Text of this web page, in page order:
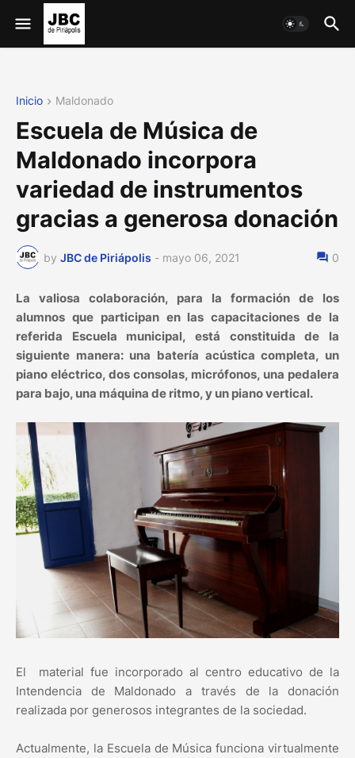
Inicio Maldonado
Escuela de Música de
Maldonado incorpora
variedad de instrumentos
gracias a generosa donación
by JBC de Piriápolis - mayo 06, 2021 0
La valiosa colaboración, para la formación de los
alumnos que participan en las capacitaciones de la
referida Escuela municipal, está constituida de la
siguiente manera: una batería acústica completa, un
piano eléctrico, dos consolas, micrófonos, una pedalera
para bajo, una máquina de ritmo, y un piano vertical.
El material fue incorporado al centro educativo de la
Intendencia de Maldonado a través de la donación
realizada por generosos integrantes de la sociedad.
Actualmente, la Escuela de Música funciona virtualmente